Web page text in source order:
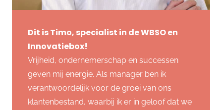
Dit is Timo, specialist in de WBSO en
Innovatiebox!
Vrijheid, ondernemerschap en successen
geven mij energie. Als manager ben ik
verantwoordelijk voor de groei van ons
klantenbestand, waarbij ik er in geloof dat we